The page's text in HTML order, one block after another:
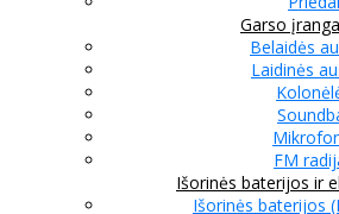
Garso įranga
Belaidės
Laidinės
FM
Išorinės baterijos ir
Išorinės baterijos